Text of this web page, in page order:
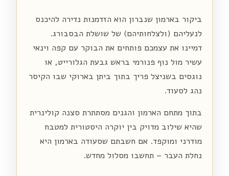
ביקור בארמון שנברון הוא הזדמנות נדירה להיכנס
לנעליהם (ולצלחותיהם) של שושלת הבסבורג.
דמיינו את עצמכם פותחים את הבוקר עם קפה וינאי
עשיר מול נוף פנורמי בראש גבעת הגלורייט, או
נוגסים בשניצל פריך בתוך ביתן בארוקי שבו הקיסר
נהג לסעוד.
בתוך מתחם הארמון והגנים מסתתרת סצנה קולינרית
שהיא שילוב מדויק בין יוקרה היסטורית למטבח
מודרני ומוקפד. אם חשבתם שסעודה בארמון היא
נחלת העבר – תחשבו מסלול מחדש.